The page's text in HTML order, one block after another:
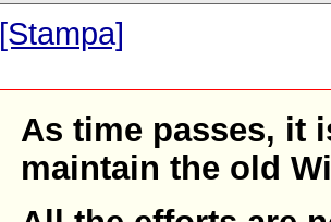
[Stampa]
As time passes, it
maintain the old